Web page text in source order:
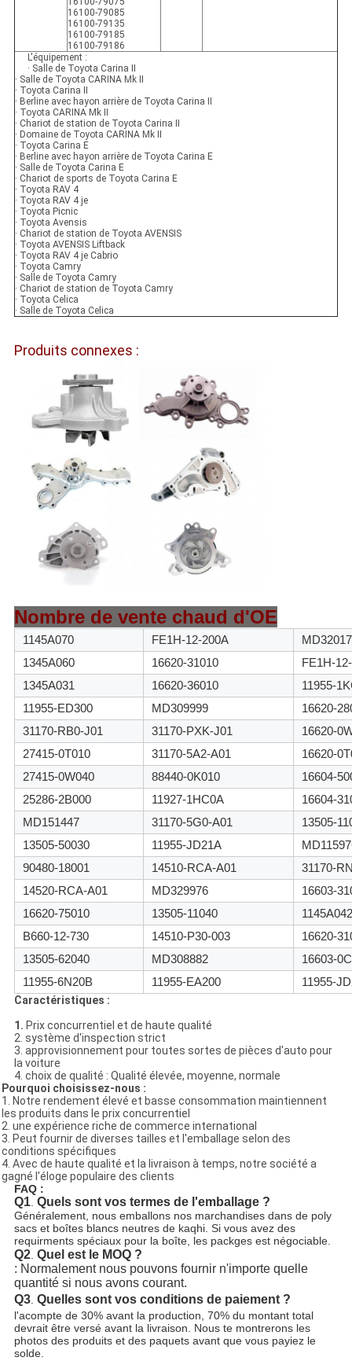
16100-79085
16100-79135
16100-79185
16100-79186
L'équipement :
· Salle de Toyota Carina II
· Salle de Toyota CARINA Mk II
· Toyota Carina II
· Berline avec hayon arrière de Toyota Carina II
· Toyota CARINA Mk II
· Chariot de station de Toyota Carina II
· Domaine de Toyota CARINA Mk II
· Toyota Carina E
· Berline avec hayon arrière de Toyota Carina E
· Salle de Toyota Carina E
· Chariot de sports de Toyota Carina E
· Toyota RAV 4
· Toyota RAV 4 je
· Toyota Picnic
· Toyota Avensis
· Chariot de station de Toyota AVENSIS
· Toyota AVENSIS Liftback
· Toyota RAV 4 je Cabrio
· Toyota Camry
· Salle de Toyota Camry
· Chariot de station de Toyota Camry
· Toyota Celica
· Salle de Toyota Celica
Produits connexes :
Nombre de vente chaud d'OE
1145A070 FE1H-12-200A
1345A060
16620-31010
FE1H-
1345A031
16620-36010
11955-
11955-ED300
MD309999
16620-
31170-RB0-J01
31170-PXK-J01
16620-
27415-0T010
31170-5A2-A01
16620-
27415-0W040
88440-0K010
16604-
25286-2B000
11927-1HC0A
16604-
MD151447
31170-5G0-A01
13505-
13505-50030
11955-JD21A
90480-18001
14510-RCA-A01
31170-
14520-RCA-A01
MD329976
16603-
16620-75010
13505-11040
1145A042
B660-12-730
14510-P30-003
16620-
13505-62040
MD308882
16603-
11955-6N20B
11955-EA200 11955-
Caractéristiques :
1. Prix concurrentiel et de haute qualité
2. système d'inspection strict
3. approvisionnement pour toutes sortes de pièces d'auto pour
la voiture
4. choix de qualité : Qualité élevée, moyenne, normale
Pourquoi choisissez-nous :
1. Notre rendement élevé et basse consommation maintiennent
les produits dans le prix concurrentiel
2. une expérience riche de commerce international
3. Peut fournir de diverses tailles et l'emballage selon des
conditions spécifiques
4. Avec de haute qualité et la livraison à temps, notre société a
gagné l'éloge populaire des clients
FAQ :
Q1. Quels sont vos termes de l'emballage ?
Généralement, nous emballons nos marchandises dans de poly
sacs et boîtes blancs neutres de kaqhi. Si vous avez des
requirments spéciaux pour la boîte, les packges est négociable.
Q2. Quel est le MOQ ?
: Normalement nous pouvons fournir n'importe quelle
quantité si nous avons courant.
Q3. Quelles sont vos conditions de paiement ?
l'acompte de 30% avant la production, 70% du montant total
devrait être versé avant la livraison. Nous te montrerons les
photos des produits et des paquets avant que vous payiez le
solde.